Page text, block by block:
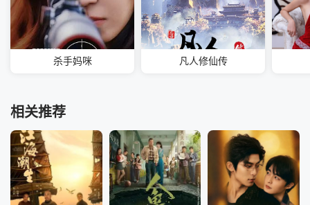
杀手妈咪 凡人修仙传
相关推荐